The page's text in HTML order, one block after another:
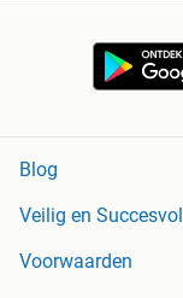
Blog
Veilig en Succesvol
Voorwaarden